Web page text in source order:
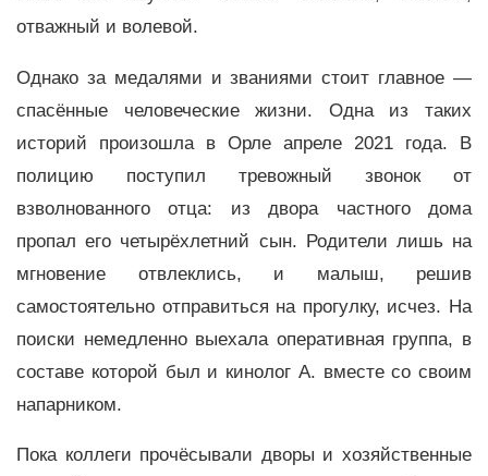
отважный и волевой.
Однако за медалями и званиями стоит главное —
спасённые человеческие жизни. Одна из таких
историй произошла в Орле апреле 2021 года. В
полицию поступил тревожный звонок от
взволнованного отца: из двора частного дома
пропал его четырёхлетний сын. Родители лишь на
мгновение отвлеклись, и малыш, решив
самостоятельно отправиться на прогулку, исчез. На
поиски немедленно выехала оперативная группа, в
составе которой был и кинолог А. вместе со своим
напарником.
Пока коллеги прочёсывали дворы и хозяйственные